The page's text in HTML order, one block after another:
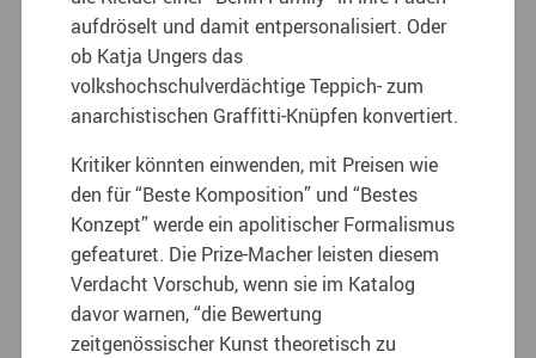
aufdröselt und damit entpersonalisiert. Oder
ob Katja Ungers das
volkshochschulverdächtige Teppich- zum
anarchistischen Graffitti-Knüpfen konvertiert.
Kritiker könnten einwenden, mit Preisen wie
den für “Beste Komposition” und “Bestes
Konzept” werde ein apolitischer Formalismus
gefeaturet. Die Prize-Macher leisten diesem
Verdacht Vorschub, wenn sie im Katalog
davor warnen, “die Bewertung
zeitgenössischer Kunst theoretisch zu